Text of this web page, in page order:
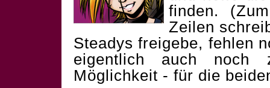
finden.
Zeilen
Steadys freigebe, fehlen
eigentlich auch noch
Möglichkeit - für die